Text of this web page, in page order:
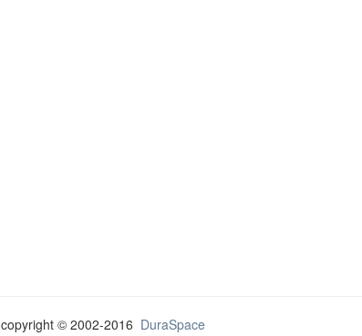
copyright © 2002-2016 DuraSpace